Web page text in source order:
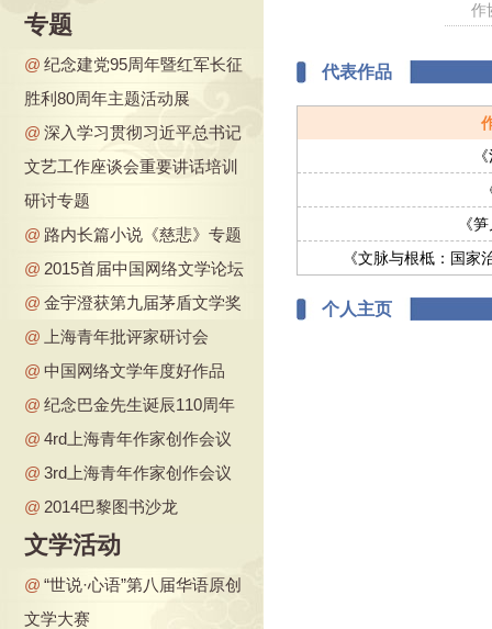
专题
@ 纪念建党95周年暨红军长征
胜利80周年主题活动展
@ 深入学习贯彻习近平总书记
文艺工作座谈会重要讲话培训
研讨专题
@ 路内长篇小说《慈悲》专题
@ 2015首届中国网络文学论坛
@ 金宇澄获第九届茅盾文学奖
@
上海青年批评家研讨会
@ 中国网络文学年度好作品
@ 纪念巴金先生诞辰110周年
@ 4rd上海青年作家创作会议
@ 3rd上海青年作家创作会议
@ 2014巴黎图书沙龙
文学活动
@ “世说·心语”第八届华语原创
文学大赛
作
代表作品
《
《文脉与根柢：国
个人主页